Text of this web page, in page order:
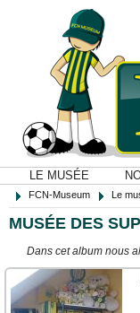
LE MUSÉE
FCN-Museum Le
MUSÉE DES
Dans cet album nous